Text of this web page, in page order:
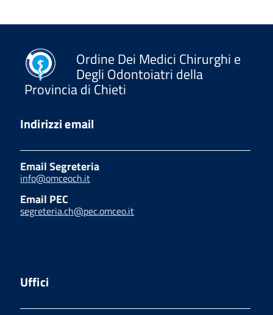
Ordine Dei Medici Chirurghi e
Degli Odontoiatri della
Provincia di Chieti
Indirizzi email
Email Segreteria
info@omceoch.it
Email PEC
segreteria.ch@pec.omceo.it
Uffici